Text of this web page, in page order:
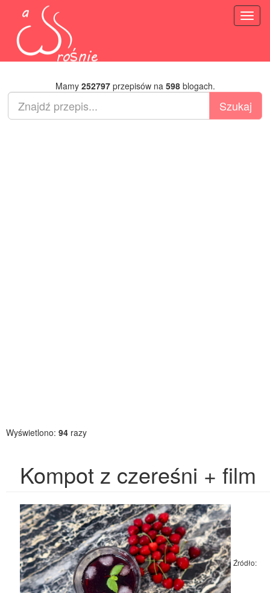
Mamy 252797przepisów na 598blogach.
Wyświetlono: 94 razy
Kompot z czereśni + film
Źródło: